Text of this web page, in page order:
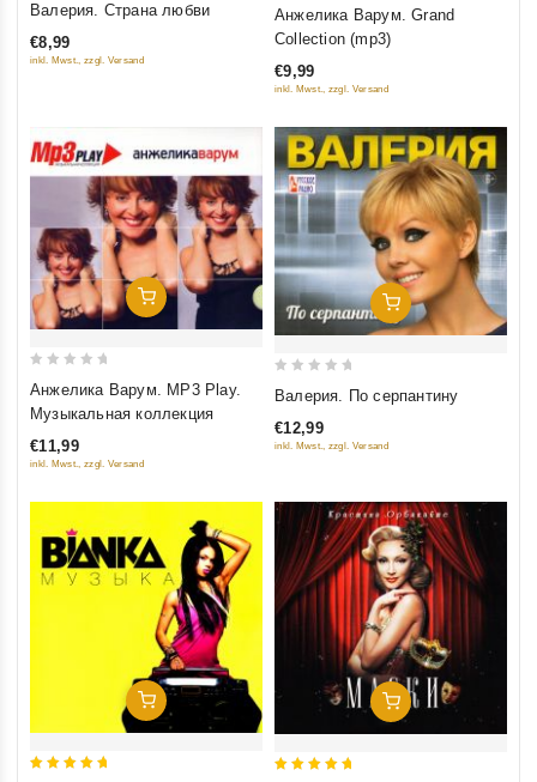
out of
5
Валерия. Страна любви
€8,99
inkl. Mwst., zzgl. Versand
5
Анжелика Варум. Grand
Collection (mp3)
€9,99
inkl. Mwst., zzgl. Versand
Добавить В Корзину
5
Анжелика Варум. MP3 Play.
Музыкальная коллекция
€11,99
inkl. Mwst., zzgl. Versand
Добавить В Корзину
of
Валерия. По серпантину
€12,99
inkl. Mwst., zzgl. Versand
Добавить В Корзину Добавить В Корзину